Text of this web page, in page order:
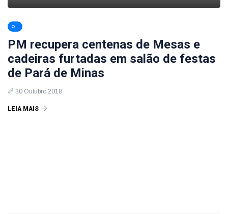
PM recupera centenas de Mesas e
cadeiras furtadas em salão de festas
de Pará de Minas
30 Outubro 2018
LEIA MAIS